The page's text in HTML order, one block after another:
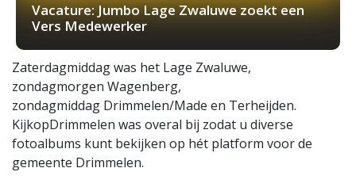
Vacature: Jumbo Lage Zwaluwe zoekt een
Vers Medewerker
Zaterdagmiddag was het Lage Zwaluwe,
zondagmorgen Wagenberg,
zondagmiddag Drimmelen/Made en Terheijden.
KijkopDrimmelen was overal bij zodat u diverse
fotoalbums kunt bekijken op hét platform voor de
gemeente Drimmelen.